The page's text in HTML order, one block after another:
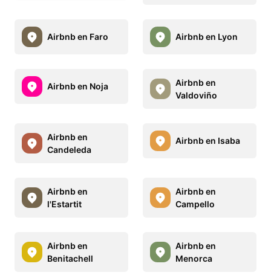
Airbnb en Faro Airbnb en Lyon
Airbnb en Noja
Airbnb en
Valdoviño
Airbnb en
Candeleda
Airbnb en Isaba
Airbnb en
l'Estartit
Airbnb en
Campello
Airbnb en
Benitachell
Airbnb en
Menorca